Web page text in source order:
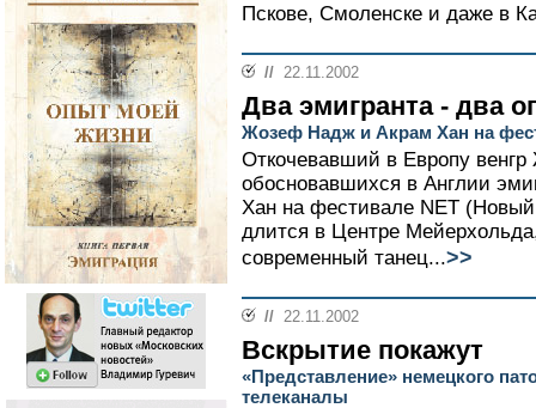
Пскове, Смоленске и даже в
// 22.11.2002
Два эмигранта - два
Жозеф Надж и Акрам Хан на
Откочевавший в Европу
обосновавшихся в Англии
Хан на фестивале NET
длится в Центре
современный танец...>>
// 22.11.2002
Вскрытие покажут
«Представление» немецкого
телеканалы